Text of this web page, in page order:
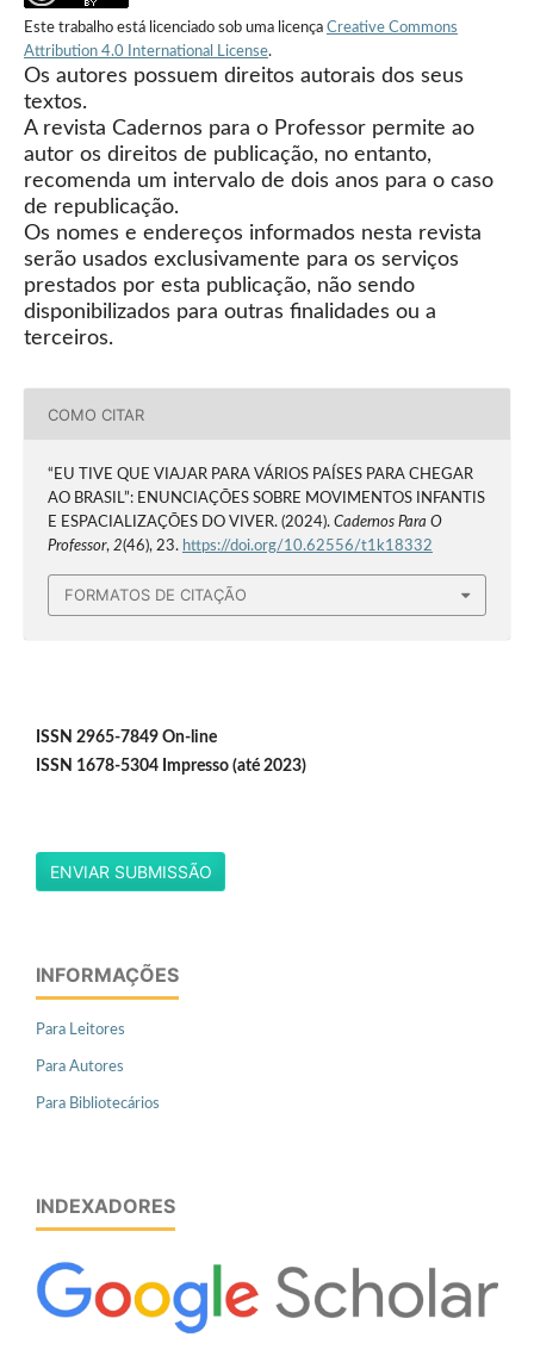
Este trabalho está licenciado sob uma licença Creative Commons
Attribution 4.0 International License.
Os autores possuem direitos autorais dos seus
textos.
A revista Cadernos para o Professor permite ao
autor os direitos de publicação, no entanto,
recomenda um intervalo de dois anos para o caso
de republicação.
Os nomes e endereços informados nesta revista
serão usados exclusivamente para os serviços
prestados por esta publicação, não sendo
disponibilizados para outras finalidades ou a
terceiros.
COMO CITAR
“EU TIVE QUE VIAJAR PARA VÁRIOS PAÍSES PARA CHEGAR
AO BRASIL”: ENUNCIAÇÕES SOBRE MOVIMENTOS INFANTIS
E ESPACIALIZAÇÕES DO VIVER. (2024). Cadernos Para O
Professor, 2(46), 23. https://doi.org/10.62556/t1k18332
FORMATOS DE CITAÇÃO
ISSN 2965-7849 On-line
ISSN 1678-5304 Impresso (até 2023)
ENVIAR SUBMISSÃO
INFORMAÇÕES
Para Leitores
Para Autores
Para Bibliotecários
INDEXADORES